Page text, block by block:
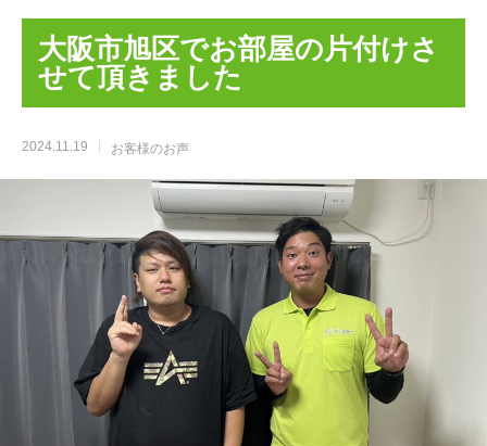
大阪市旭区でお部屋の片付けさ
せて頂きました
2024.11.19 お客様のお声